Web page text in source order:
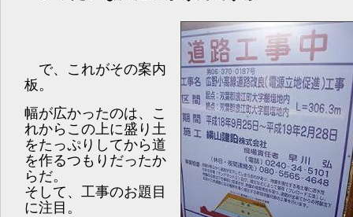
で、これがその案内
板。
幅が広かったのは、こ
れからこの上に盛り土
をたっぷりしてから道
を作るつもりだったか
らだ。
そして、工事のお題目
に注目。